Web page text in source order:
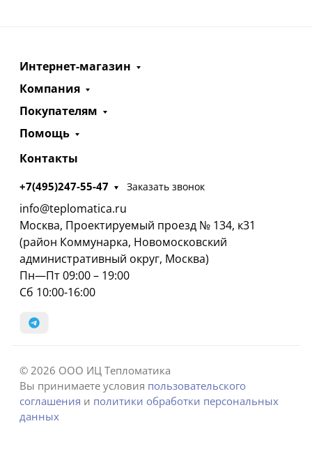
Интернет-магазин
Компания
Покупателям
Помощь
Контакты
+7(495)247-55-47 Заказать звонок
info@teplomatica.ru
Москва, Проектируемый проезд № 134, к31
(район Коммунарка, Новомосковский
административный округ, Москва)
Пн—Пт 09:00 – 19:00
Сб 10:00-16:00
© 2026 ООО ИЦ Тепломатика
Вы принимаете условия пользовательского
соглашения и политики обработки персональных
данных